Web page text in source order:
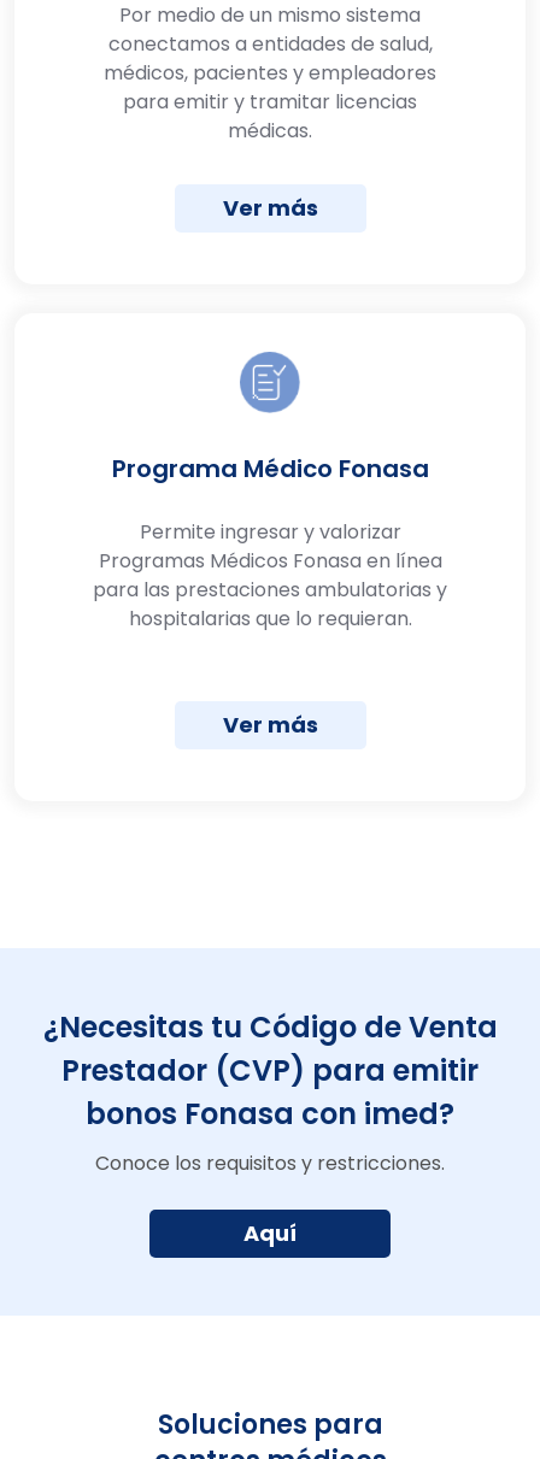
Por medio de un mismo sistema
conectamos a entidades de salud,
médicos, pacientes y empleadores
para emitir y tramitar licencias
médicas.
Ver más
Programa Médico Fonasa
Permite ingresar y valorizar
Programas Médicos Fonasa en línea
para las prestaciones ambulatorias y
hospitalarias que lo requieran.
Ver más
¿Necesitas tu Código de Venta
Prestador (CVP) para emitir
bonos Fonasa con imed?
Conoce los requisitos y restricciones.
Aquí
Soluciones para